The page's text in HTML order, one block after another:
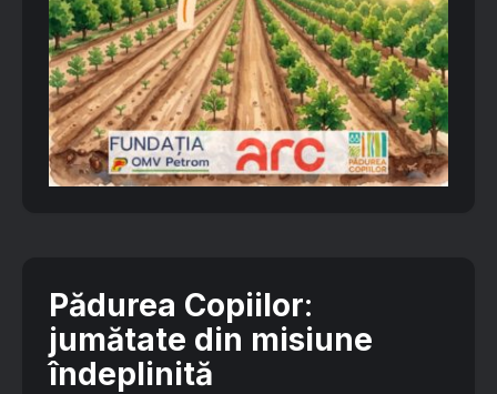
Pădurea Copiilor:
jumătate din misiune
îndeplinită